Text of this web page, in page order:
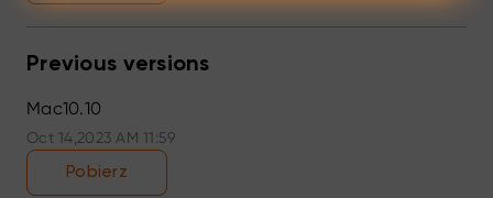
Previous versions
Mac10.10
Oct 14,2023 AM 11:59
Pobierz